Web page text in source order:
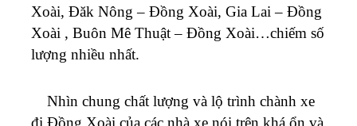
Xoài, Đăk Nông – Đồng Xoài, Gia Lai – Đồng
Xoài , Buôn Mê Thuật – Đồng Xoài…chiếm số
lượng nhiều nhất.
Nhìn chung chất lượng và lộ trình chành xe
đi Đồng Xoài của các nhà xe nói trên khá ổn và